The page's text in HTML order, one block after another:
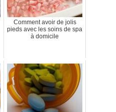
Comment avoir de jolis
pieds avec les soins de spa
à domicile